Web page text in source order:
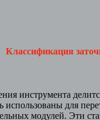
Классификация
инструмента
для
модулей. Эти